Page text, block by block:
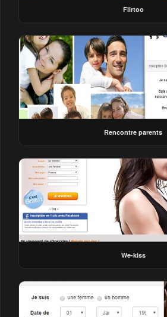
Flirtoo
Rencontre parents
We-kiss